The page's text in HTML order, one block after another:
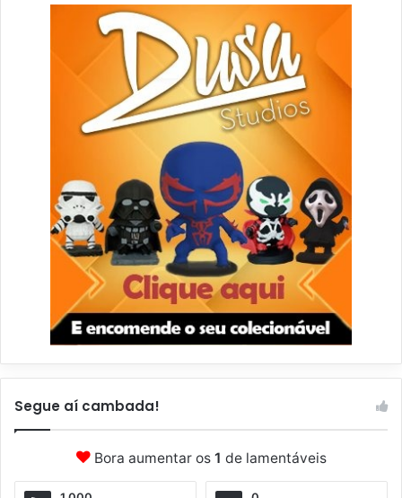
Segue aí cambada!
Bora aumentar os 1 de lamentáveis